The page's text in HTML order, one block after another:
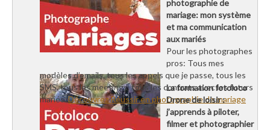
photographie de
mariage: mon système
et ma communication
aux mariés
Pour les photographes
pros: Tous mes
modèles d’emails, tous les appels que je passe, tous les
SMS, tous les meetings, tous les contrats avec les futurs
mariés.Découvrez Réussir en photographie de mariage
La formation fotoloco
Drone de loisir :
j’apprends à piloter,
filmer et photographier